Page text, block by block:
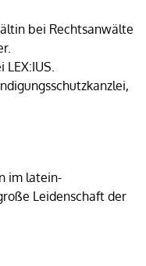
bei Rechtsanwälte
LEX:IUS.
im latein-
Leidenschaft der